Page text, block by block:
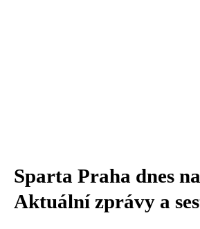
Sparta Praha dnes
Aktuální zprávy a